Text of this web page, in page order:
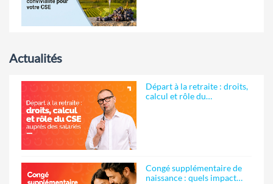
Actualités
Départ à la retraite : droits,
calcul et rôle du…
Congé supplémentaire de
naissance : quels impact…